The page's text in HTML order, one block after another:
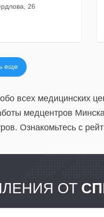
26
еще
всех медицинских
медцентров
Ознакомьтесь с
ОТ